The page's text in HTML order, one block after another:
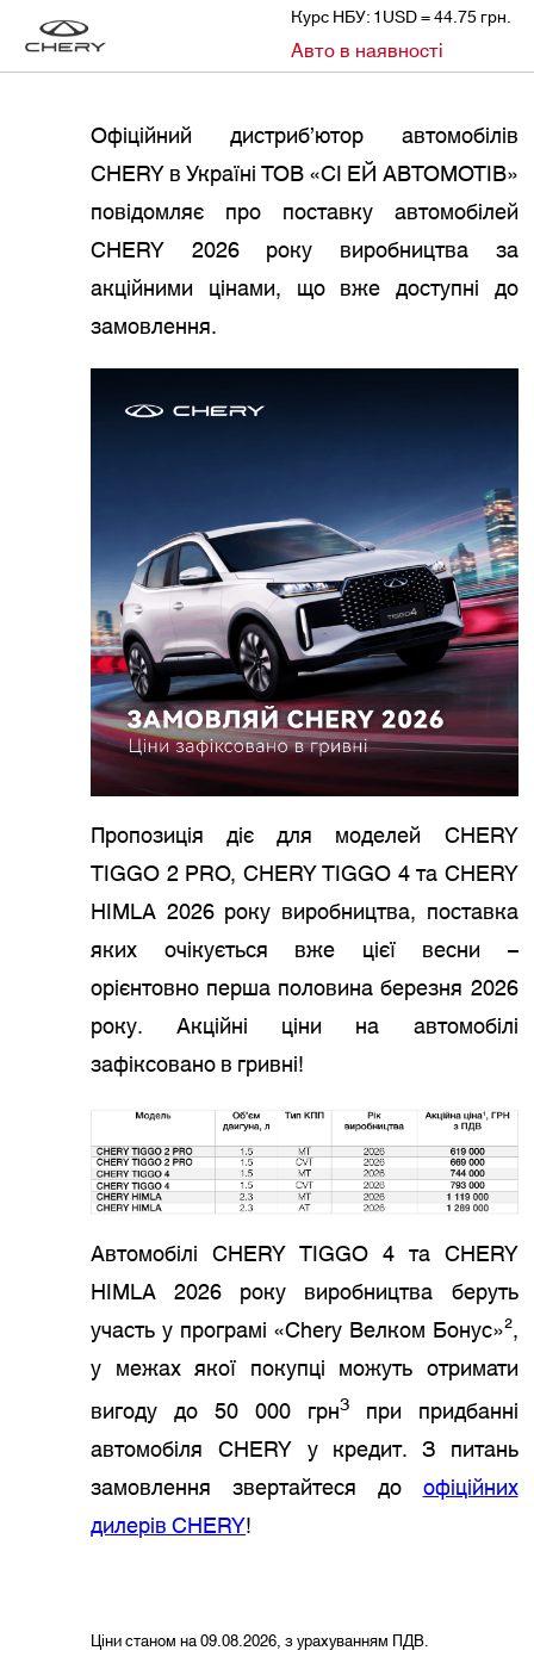
Курс НБУ: 1USD = 44.75 грн.
Авто в наявності
CHERY ОГОЛОШЕНО ЦІНИ НА МОДЕЛІ CHERY 2026 РОКУ ВИРОБНИЦТВА. ДОСТУПНІ ЗАМОВЛЕННЯ
Офіційний дистриб’ютор автомобілів
CHERY в Україні ТОВ «СІ ЕЙ АВТОМОТІВ»
повідомляє про поставку автомобілей
CHERY 2026 року виробництва за
акційними цінами, що вже доступні до
замовлення.
Пропозиція діє для моделей CHERY
TIGGO 2 PRO, CHERY TIGGO 4 та CHERY
HIMLA 2026 року виробництва, поставка
яких очікується вже цієї весни –
орієнтовно перша половина березня 2026
року. Акційні ціни на автомобілі
зафіксовано в гривні!
Автомобілі CHERY TIGGO 4 та CHERY
HIMLA 2026 року виробництва беруть
участь у програмі «Chery Велком Бонус»²,
у межах якої покупці можуть отримати
вигоду до 50 000 грн3при придбанні
автомобіля CHERY у кредит. З питань
замовлення звертайтеся доофіційних
дилерів СHERY!
Ціни станом на 09.08.2026, з урахуванням ПДВ.